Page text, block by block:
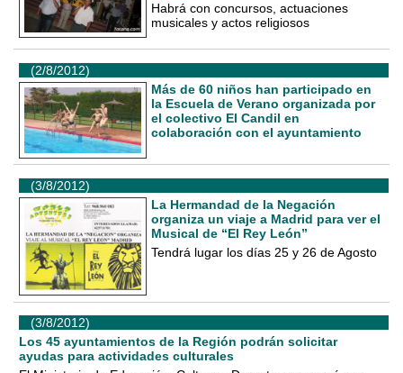
Habrá con concursos, actuaciones
musicales y actos religiosos
(2/8/2012)
Más de 60 niños han participado en
la Escuela de Verano organizada por
el colectivo El Candil en
colaboración con el ayuntamiento
(3/8/2012)
La Hermandad de la Negación
organiza un viaje a Madrid para ver el
Musical de “El Rey León”
Tendrá lugar los días 25 y 26 de Agosto
(3/8/2012)
Los 45 ayuntamientos de la Región podrán solicitar
ayudas para actividades culturales